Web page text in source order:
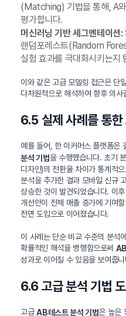
(Matching) 기법을 통해, A
평가합니다.
머신러닝 기반 세그멘테이션:
랜덤포레스트(Random
실험 효과를 극대화시키는지
이와 같은 고급 모델링 접근은 단
다차원적으로 해석하여 향후 의
6.5 실제 사례를 통
예를 들어, 한 이커머스 플랫폼은
분석 기법을 수행했습니다. 초기
디자인)의 전환율 차이가 통계적
분석을 추가한 결과 모바일 신규
상승한 것이 발견되었습니다. 이
개선안이 전체 매출 증가에 기여
전면 도입으로 이어졌습니다.
이 사례는 단순 비교 수준의 분석
확률적인 해석을 병행함으로써
성과로 이어질 수 있음을 보여줍
6.6 고급 분석 기법
고급 AB테스트 분석 기법은 높은